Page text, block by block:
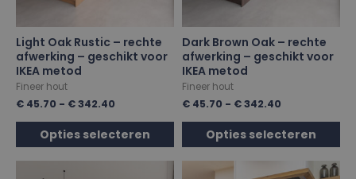
Light Oak Rustic – rechte
afwerking – geschikt voor
IKEA metod
Fineer hout
€ 45.70 - €342.40
Opties selecteren
Dark Brown Oak – rechte
afwerking – geschikt voor
IKEA metod
Fineer hout
€ 45.70 - €342.40
Opties selecteren